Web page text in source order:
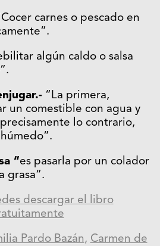
carnes o pescado en
algún caldo o salsa
“La primera,
un comestible con agua y
lo contrario,
“es pasarla por un colador
grasa”.
descargar el libro
Pardo Bazán, Carmen de